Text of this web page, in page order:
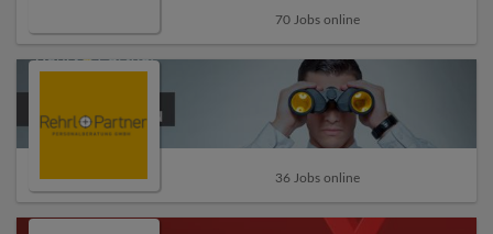
70 Jobs online
36 Jobs online